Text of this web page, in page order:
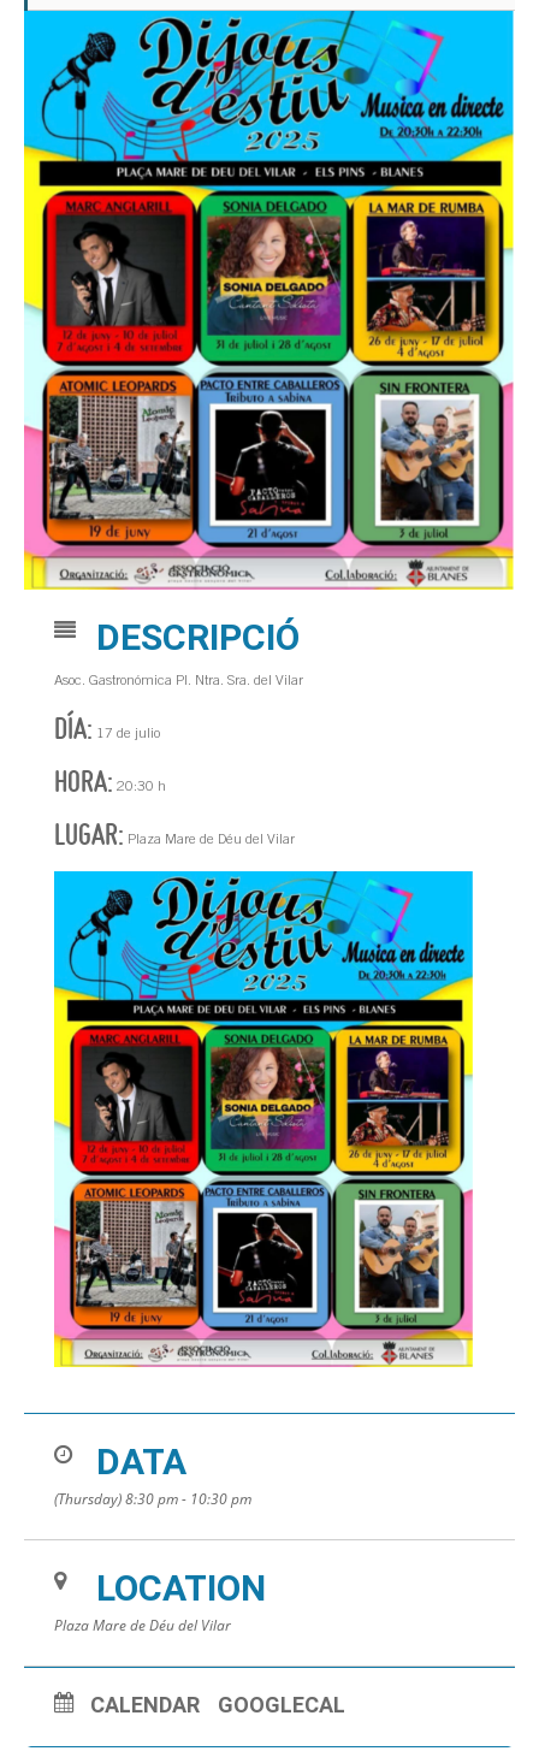
DESCRIPCIÓ
Asoc. Gastronómica Pl. Ntra. Sra. del Vilar
DÍA: 17 de julio
HORA: 20:30 h
LUGAR: Plaza Mare de Déu del Vilar
DATA
(Thursday) 8:30 pm - 10:30 pm
LOCATION
Plaza Mare de Déu del Vilar
CALENDAR GOOGLECAL